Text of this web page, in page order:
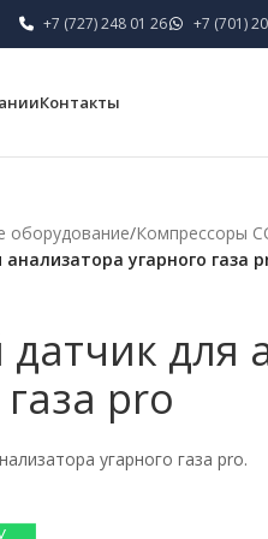
+7 (727) 248 01 26 +7 (701)
Контакты
оборудование/Компрессоры
угарного газа
для
pro
угарного газа pro.